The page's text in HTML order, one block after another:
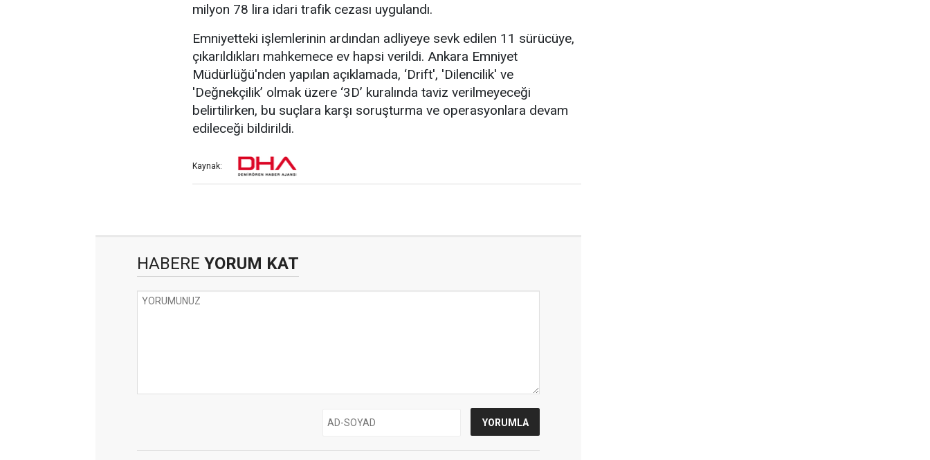
milyon 78 lira idari trafik cezası uygulandı.
Emniyetteki işlemlerinin ardından adliyeye sevk edilen 11 sürücüye,
çıkarıldıkları mahkemece ev hapsi verildi. Ankara Emniyet
Müdürlüğü'nden yapılan açıklamada, ‘Drift', 'Dilencilik' ve
'Değnekçilik’ olmak üzere ‘3D’ kuralında taviz verilmeyeceği
belirtilirken, bu suçlara karşı soruşturma ve operasyonlara devam
edileceği bildirildi.
Kaynak:
HABERE YORUM KAT